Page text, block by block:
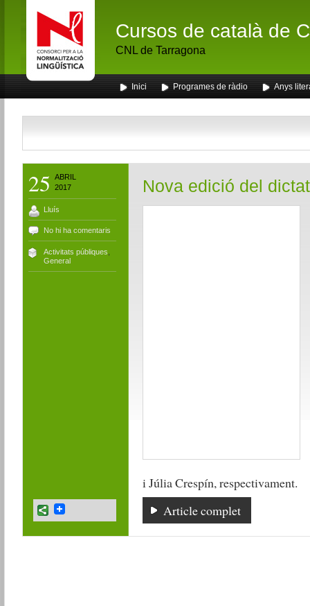
Cursos de català de
CNL de Tarragona
Inici Programes de ràdio Anys
25
ABRIL
2017
Lluís
No hi ha comentaris
Activitats públiques
General
Nova edició del
i Júlia Crespín, respectivament.
Article complet